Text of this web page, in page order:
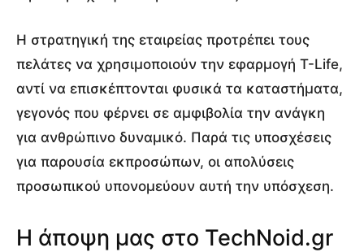
Η στρατηγική της εταιρείας προτρέπει τους
πελάτες να χρησιμοποιούν την εφαρμογή T-Life,
αντί να επισκέπτονται φυσικά τα καταστήματα,
γεγονός που φέρνει σε αμφιβολία την ανάγκη
για ανθρώπινο δυναμικό. Παρά τις υποσχέσεις
για παρουσία εκπροσώπων, οι απολύσεις
προσωπικού υπονομεύουν αυτή την υπόσχεση.
Η άποψη μας στο TechNoid.gr